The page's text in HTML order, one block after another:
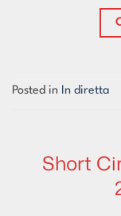
Posted in In diretta
Short